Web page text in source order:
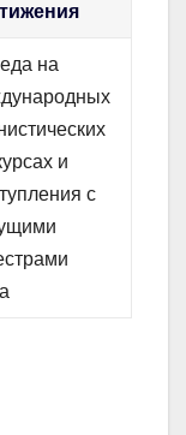
на
и
с